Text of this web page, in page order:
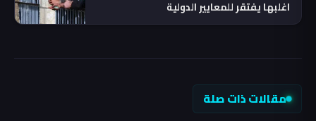
اغلبها يفتقر للمعايير الدولية
مقالات ذات صلة